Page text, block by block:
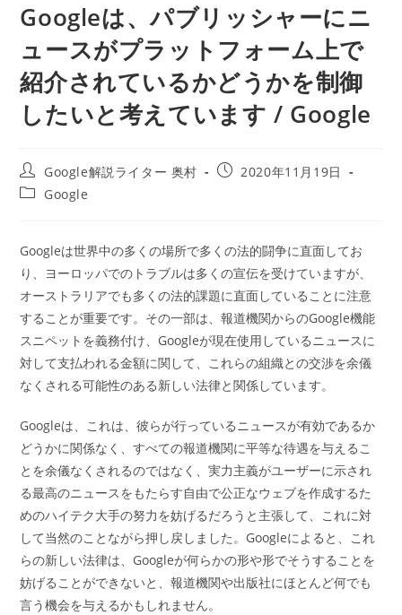
Googleは、パブリッシャーにニ
ュースがプラットフォーム上で
紹介されているかどうかを制御
したいと考えています / Google
投
稿
者:
Google解説ライター 奥村
投
2020年11月19日
投
テ
ゴ
リ
ー:
Google
Googleは世界中の多くの場所で多くの法的闘争に直面してお
り、ヨーロッパでのトラブルは多くの宣伝を受けていますが、
オーストラリアでも多くの法的課題に直面していることに注意
することが重要です。その一部は、報道機関からのGoogle機能
スニペットを義務付け、Googleが現在使用しているニュースに
対して支払われる金額に関して、これらの組織との交渉を余儀
なくされる可能性のある新しい法律と関係しています。
Googleは、これは、彼らが行っているニュースが有効であるか
どうかに関係なく、すべての報道機関に平等な待遇を与えるこ
とを余儀なくされるのではなく、実力主義がユーザーに示され
る最高のニュースをもたらす自由で公正なウェブを作成するた
めのハイテク大手の努力を妨げるだろうと主張して、これに対
して当然のことながら押し戻しました。Googleによると、これ
らの新しい法律は、Googleが何らかの形や形でそうすることを
妨げることができないと、報道機関や出版社にほとんど何でも
言う機会を与えるかもしれません。